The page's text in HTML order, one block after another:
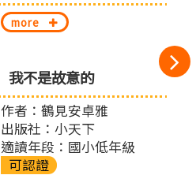
more
我不是故意的
作者：鶴見安卓雅
出版社：小天下
適讀年段：國小低年級
可認證